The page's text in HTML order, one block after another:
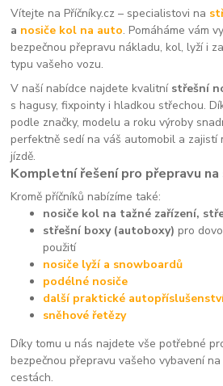
Vítejte na Příčníky.cz – specialistovi na
a nosiče kol na auto. Pomáháme vám
bezpečnou přepravu nákladu, kol, lyží i
typu vašeho vozu.
V naší nabídce najdete kvalitní střešní
s hagusy, fixpointy i hladkou střechou.
podle značky, modelu a roku výroby
perfektně sedí na váš automobil a zajistí
jízdě.
Kompletní řešení pro přepravu
Kromě příčníků nabízíme také:
nosiče kol na tažné zařízení,
střešní boxy (autoboxy) pro
použití
nosiče lyží a snowboardů
podélné nosiče
další praktické
sněhové řetězy
Díky tomu u nás najdete vše potřebné
bezpečnou přepravu vašeho vybavení
cestách.